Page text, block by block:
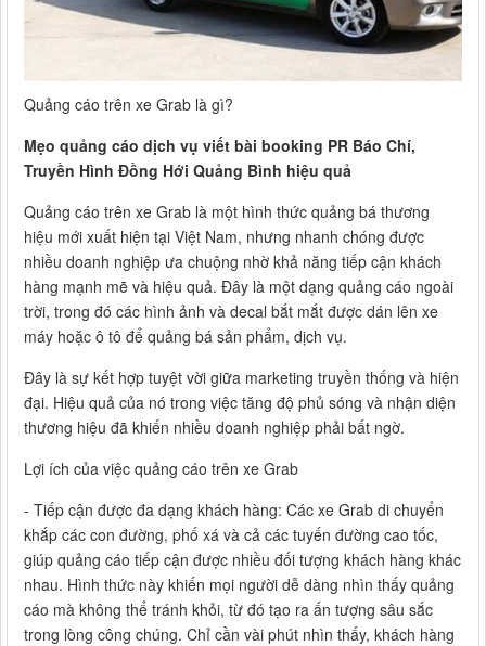
Quảng cáo trên xe Grab là gì?
Mẹo quảng cáo dịch vụ viết bài booking PR Báo Chí,
Truyền Hình Đồng Hới Quảng Bình hiệu quả
Quảng cáo trên xe Grab là một hình thức quảng bá thương
hiệu mới xuất hiện tại Việt Nam, nhưng nhanh chóng được
nhiều doanh nghiệp ưa chuộng nhờ khả năng tiếp cận khách
hàng mạnh mẽ và hiệu quả. Đây là một dạng quảng cáo ngoài
trời, trong đó các hình ảnh và decal bắt mắt được dán lên xe
máy hoặc ô tô để quảng bá sản phẩm, dịch vụ.
Đây là sự kết hợp tuyệt vời giữa marketing truyền thống và hiện
đại. Hiệu quả của nó trong việc tăng độ phủ sóng và nhận diện
thương hiệu đã khiến nhiều doanh nghiệp phải bất ngờ.
Lợi ích của việc quảng cáo trên xe Grab
- Tiếp cận được đa dạng khách hàng: Các xe Grab di chuyển
khắp các con đường, phố xá và cả các tuyến đường cao tốc,
giúp quảng cáo tiếp cận được nhiều đối tượng khách hàng khác
nhau. Hình thức này khiến mọi người dễ dàng nhìn thấy quảng
cáo mà không thể tránh khỏi, từ đó tạo ra ấn tượng sâu sắc
trong lòng công chúng. Chỉ cần vài phút nhìn thấy, khách hàng